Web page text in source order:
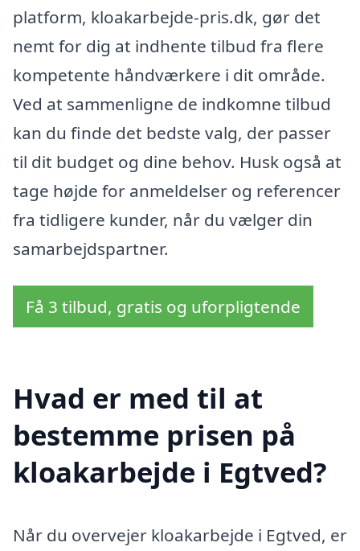
platform, kloakarbejde-pris.dk, gør det
nemt for dig at indhente tilbud fra flere
kompetente håndværkere i dit område.
Ved at sammenligne de indkomne tilbud
kan du finde det bedste valg, der passer
til dit budget og dine behov. Husk også at
tage højde for anmeldelser og referencer
fra tidligere kunder, når du vælger din
samarbejdspartner.
Få 3 tilbud, gratis og uforpligtende
Hvad er med til at
bestemme prisen på
kloakarbejde i Egtved?
Når du overvejer kloakarbejde i Egtved, er